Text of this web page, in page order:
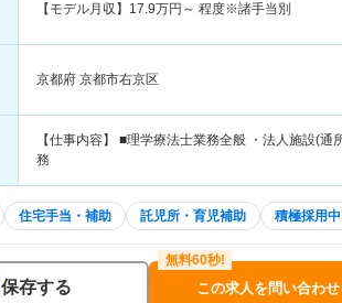
【モデル月収】 17.9万円～ 程度※諸手当別
京都府 京都市右京区
【仕事内容】 ■理学療法士業務全般 ・法人施設(
務
住宅手当・補助 託児所・育児補助 積極採用中
保存する この求人を問い合わせ